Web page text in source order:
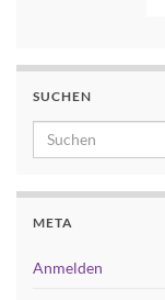
SUCHEN
Search for:
META
Anmelden